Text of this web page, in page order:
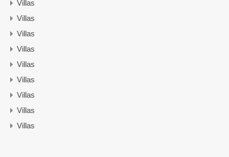
Villas
Villas
Villas
Villas
Villas
Villas
Villas
Villas
Villas